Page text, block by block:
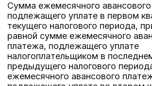
Сумма ежемесячного
подлежащего уплате в первом
текущего налогового периода,
равной сумме ежемесячного
платежа, подлежащего уплате
налогоплательщиком в
предыдущего налогового
ежемесячного авансового